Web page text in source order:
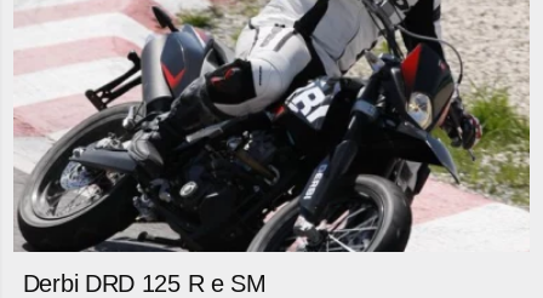
Derbi DRD 125 R e SM